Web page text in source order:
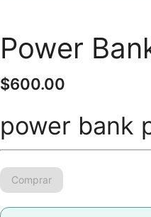
Power
$600.00
power bank